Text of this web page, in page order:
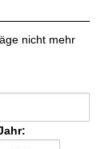
nicht mehr